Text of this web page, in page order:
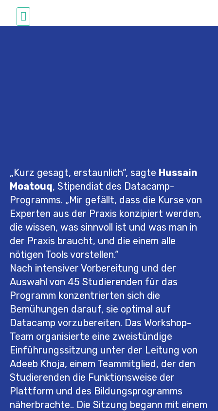
„Kurz gesagt, erstaunlich“, sagte Hussain
Moatouq, Stipendiat des Datacamp-
Programms. „Mir gefällt, dass die Kurse von
Experten aus der Praxis konzipiert werden,
die wissen, was sinnvoll ist und was man in
der Praxis braucht, und die einem alle
nötigen Tools vorstellen.“
Nach intensiver Vorbereitung und der
Auswahl von 45 Studierenden für das
Programm konzentrierten sich die
Bemühungen darauf, sie optimal auf
Datacamp vorzubereiten. Das Workshop-
Team organisierte eine zweistündige
Einführungssitzung unter der Leitung von
Adeeb Khoja, einem Teammitglied, der den
Studierenden die Funktionsweise der
Plattform und des Bildungsprogramms
näherbrachte.. Die Sitzung begann mit einem